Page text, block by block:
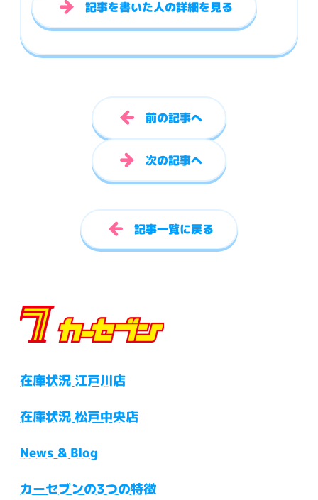
記事を書いた人の詳細を見る
前の記事へ
次の記事へ
記事一覧に戻る
在庫状況 江戸川店
在庫状況 松戸中央店
News & Blog
カーセブンの3つの特徴